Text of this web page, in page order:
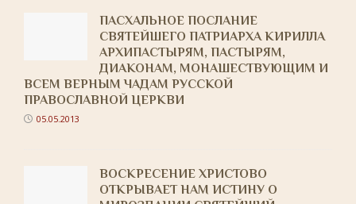
ПАСХАЛЬНОЕ ПОСЛАНИЕ
СВЯТЕЙШЕГО ПАТРИАРХА КИРИЛЛА
АРХИПАСТЫРЯМ, ПАСТЫРЯМ,
ДИАКОНАМ, МОНАШЕСТВУЮЩИМ И
ВСЕМ ВЕРНЫМ ЧАДАМ РУССКОЙ
ПРАВОСЛАВНОЙ ЦЕРКВИ
05.05.2013
ВОСКРЕСЕНИЕ ХРИСТОВО
ОТКРЫВАЕТ НАМ ИСТИНУ О